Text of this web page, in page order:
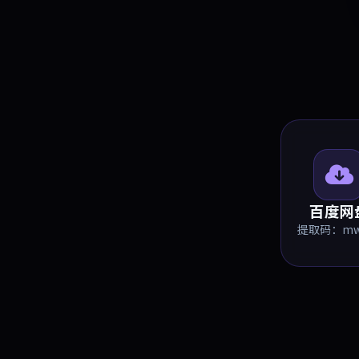
百度网
提取码：